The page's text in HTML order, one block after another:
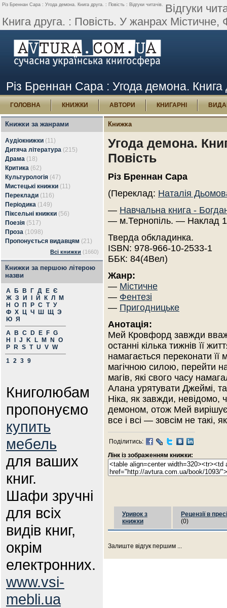
Різ Бреннан Сара : Угода демона. Книга друга. : Повість : Відгуки читачів. Відгуки
Книга друга. : Повість. У жанрах Містичне,
Різ Бреннан Сара : Угода демона. Книга
ГОЛОВНА КНИЖКИ АВТОРИ КНИГАРНІ
Книжки за жанрами
Аудіокнижки (11)
Дитяча література (215)
Драма (18)
Критика (62)
Культурологія (47)
Мистецькі книжки (11)
Переклади (116)
Періодика (149)
Піксельні книжки (56)
Поезія (517)
Проза (1098)
Пропонується видавцям (21)
Всі книжки (1660)
Книжки за першою літерою
назви
А Б В Г Д Е Є
Ж З И Й К Л
М
Н
О П Р С Т У
Ф Х Ц Ч Ш Щ Э
Ю Я
A
B C D E F G
H
J K L M N
O
P
R S T U V W
1 2 3 9
Книголюбам
пропонуємо
купить
мебель
для ваших
книг.
Шафи зручні
для всіх
видів книг,
окрім
електронних.
www.vsi-
mebli.ua
Книжка
Угода демона.
Повість
Різ Бреннан Сара
(Переклад: Наталія
— Навчальна книга -
— м.Тернопіль. — Наклад
Тверда обкладинка.
ISBN: 978-966-10-2533-1
ББК: 84(4Вел)
Жанр:
— Містичне
— Фентезі
— Пригодницьке
Анотація:
Мей Кровфорд завжди
останні кілька тижнів її
намагається переконати
магічною силою, перейти
магів, які свого часу
Алана урятувати Джеймі,
Ніка, як завжди, невідомо,
демоном, отож Мей
все і всі — зовсім не такі,
Поділитись:
Лінк із зображенням книжки:
Уривок з
книжки
Рецензії в пресі
(0)
Залиште відгук першим ...